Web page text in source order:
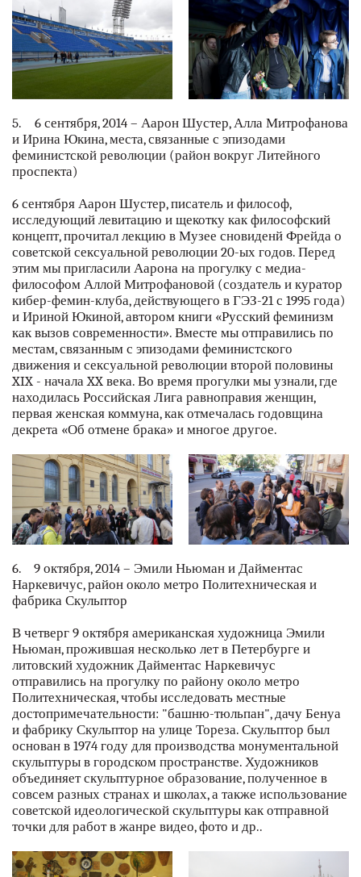
5. 6 сентября, 2014 – Аарон Шустер, Алла Митрофанова
и Ирина Юкина, места, связанные с эпизодами
феминистской революции (район вокруг Литейного
проспекта)
6 сентября Аарон Шустер, писатель и философ,
исследующий левитацию и щекотку как философский
концепт, прочитал лекцию в Музее сновиденй Фрейда о
советской сексуальной революции 20-ых годов. Перед
этим мы пригласили Аарона на прогулку с медиа-
философом Аллой Митрофановой (создатель и куратор
кибер-фемин-клуба, действующего в ГЭЗ-21 с 1995 года)
и Ириной Юкиной, автором книги «Русский феминизм
как вызов современности». Вместе мы отправились по
местам, связанным с эпизодами феминистского
движения и сексуальной революции второй половины
XIX - начала XX века. Во время прогулки мы узнали, где
находилась Российская Лига равноправия женщин,
первая женская коммуна, как отмечалась годовщина
декрета «Об отмене брака» и многое другое.
6. 9 октября, 2014 – Эмили Ньюман и Дайментас
Наркевичус, район около метро Политехническая и
фабрика Скульптор
В четверг 9 октября американская художница Эмили
Ньюман, прожившая несколько лет в Петербурге и
литовский художник Дайментас Наркевичус
отправились на прогулку по району около метро
Политехническая, чтобы исследовать местные
достопримечательности: "башню-тюльпан", дачу Бенуа
и фабрику Скульптор на улице Тореза. Скульптор был
основан в 1974 году для производства монументальной
скульптуры в городском пространстве. Художников
объединяет скульптурное образование, полученное в
совсем разных странах и школах, а также использование
советской идеологической скульптуры как отправной
точки для работ в жанре видео, фото и др..